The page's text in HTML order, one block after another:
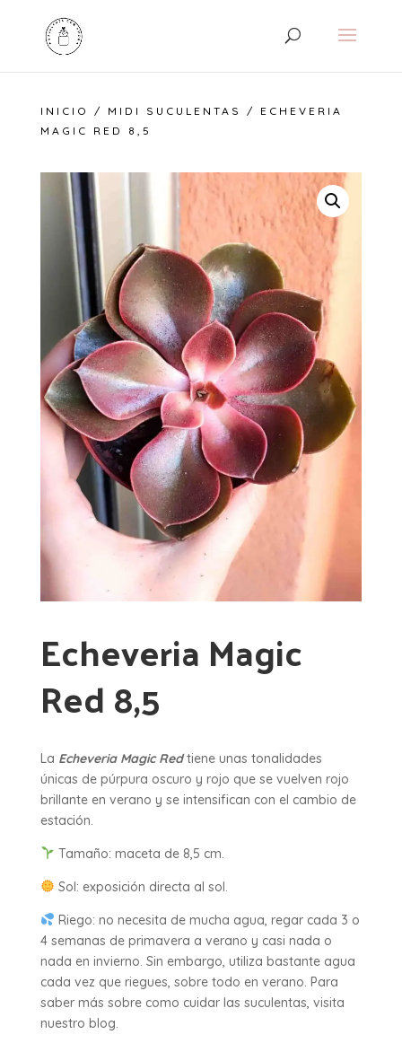
INICIO / MIDI SUCULENTAS
/ ECHEVERIA
MAGIC RED 8,5
Echeveria Magic
Red 8,5
La Echeveria Magic Redtiene unas tonalidades
únicas de púrpura oscuro y rojo que se vuelven rojo
brillante en verano y se intensifican con el cambio de
estación.
Tamaño: maceta de 8,5 cm.
Sol: exposición directa al sol.
Riego: no necesita de mucha agua, regar cada 3 o
4 semanas de primavera a verano y casi nada o
nada en invierno. Sin embargo, utiliza bastante agua
cada vez que riegues, sobre todo en verano. Para
saber más sobre como cuidar las suculentas, visita
nuestro blog.